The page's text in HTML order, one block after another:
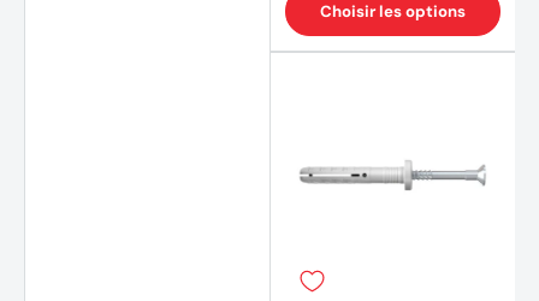
Choisir les options